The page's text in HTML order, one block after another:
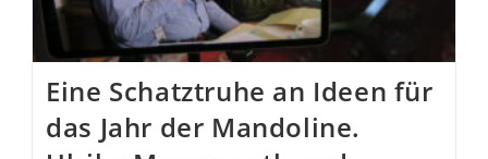
Eine Schatztruhe an Ideen für
das Jahr der Mandoline.